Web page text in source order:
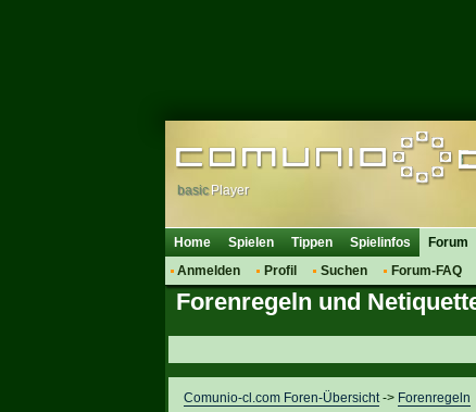
basic Player
Home Spielen Tippen Spielinfos
Forum
Anmelden
Profil Suchen Forum-FAQ
Forenregeln und
Comunio-cl.com Foren-Übersicht-> Forenregeln